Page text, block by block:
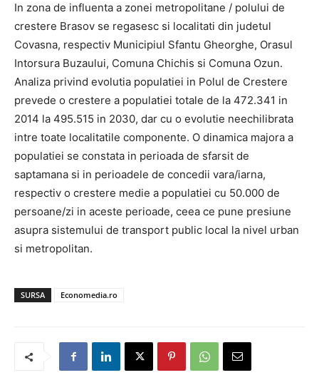
In zona de influenta a zonei metropolitane / polului de
crestere Brasov se regasesc si localitati din judetul
Covasna, respectiv Municipiul Sfantu Gheorghe, Orasul
Intorsura Buzaului, Comuna Chichis si Comuna Ozun.
Analiza privind evolutia populatiei in Polul de Crestere
prevede o crestere a populatiei totale de la 472.341 in
2014 la 495.515 in 2030, dar cu o evolutie neechilibrata
intre toate localitatile componente. O dinamica majora a
populatiei se constata in perioada de sfarsit de
saptamana si in perioadele de concedii vara/iarna,
respectiv o crestere medie a populatiei cu 50.000 de
persoane/zi in aceste perioade, ceea ce pune presiune
asupra sistemului de transport public local la nivel urban
si metropolitan.
SURSA Economedia.ro